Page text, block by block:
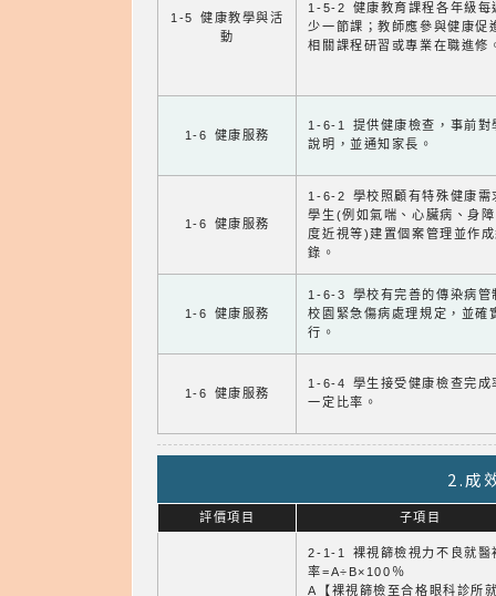
1-5 健康教學與活
動
1-5-2 健康教育課程各年級每
少一節課；教師應參與健康促
相關課程研習或專業在職進修
1-6 健康服務
1-6-1 提供健康檢查，事前對
說明，並通知家長。
1-6 健康服務
1-6-2 學校照顧有特殊健康需
學生(例如氣喘、心臟病、身
度近視等)建置個案管理並作
錄。
1-6 健康服務
1-6-3 學校有完善的傳染病管
校園緊急傷病處理規定，並確
行。
1-6 健康服務
1-6-4 學生接受健康檢查完成
一定比率。
2.成
評價項目 子項目
2-1-1 裸視篩檢視力不良就醫
率=A÷B×100％
A【裸視篩檢至合格眼科診所